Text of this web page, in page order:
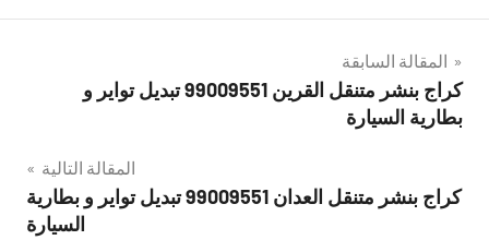
تصفّح
المقالات
المقالة السابقة
كراج بنشر متنقل القرين 99009551‬ تبديل تواير و
بطارية السيارة
المقالة التالية
كراج بنشر متنقل العدان 99009551‬ تبديل تواير و بطارية
السيارة